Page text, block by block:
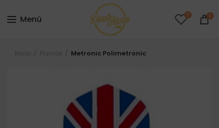
Menú 0 0
Inicio Plumas Metronic Polimetronic